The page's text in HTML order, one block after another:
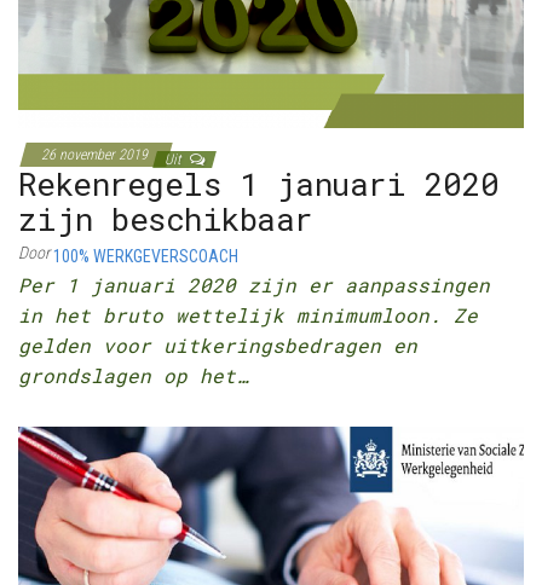
26 november 2019 Uit
Rekenregels 1 januari 2020
zijn beschikbaar
Door100% WERKGEVERSCOACH
Per 1 januari 2020 zijn er aanpassingen
in het bruto wettelijk minimumloon. Ze
gelden voor uitkeringsbedragen en
grondslagen op het…